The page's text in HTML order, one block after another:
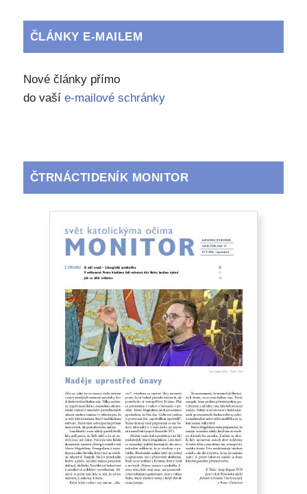
ČLÁNKY E-MAILEM
Nové články přímo
do vaší e-mailové schránky
ČTRNÁCTIDENÍK MONITOR